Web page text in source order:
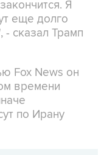
Я
еще долго
- сказал Трамп
Fox News он
времени
по Ирану